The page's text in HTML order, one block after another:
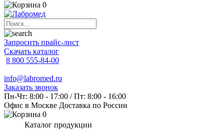
0
Запросить прайс-лист
Скачать каталог
8 800 555-84-00
info@labromed.ru
Заказать звонок
Пн-Чт: 8:00 - 17:00 / Пт: 8:00 - 16:00
Офис в Москве Доставка по России
0
Каталог продукции